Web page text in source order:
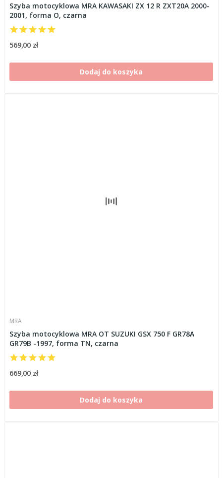
Szyba motocyklowa MRA KAWASAKI ZX 12 R ZXT20A 2000-
2001, forma O, czarna
569,00 zł
Dodaj do koszyka
MRA
Szyba motocyklowa MRA OT SUZUKI GSX 750 F GR78A
GR79B -1997, forma TN, czarna
669,00 zł
Dodaj do koszyka